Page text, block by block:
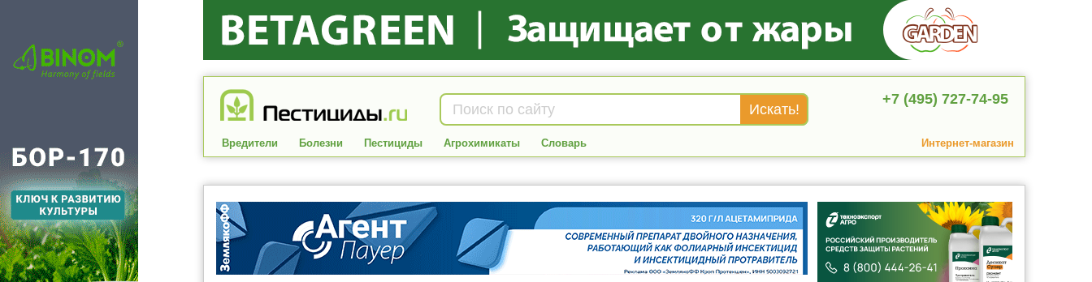
+7 (495) 727-74-95
Вредители Болезни Пестициды Агрохимикаты Словарь Интернет-магазин